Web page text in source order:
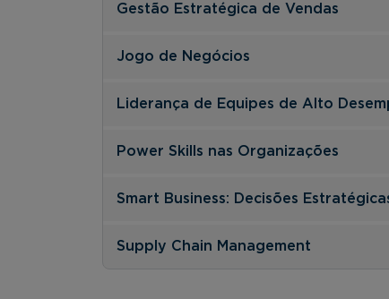
Gestão Estratégica de Vendas
Jogo de Negócios
Liderança de Equipes de Alto
Power Skills nas Organizações
Smart Business: Decisões
Supply Chain Management